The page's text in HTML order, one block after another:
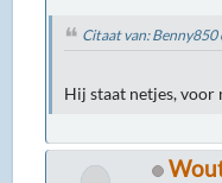
Citaat van:
Hij staat netjes,